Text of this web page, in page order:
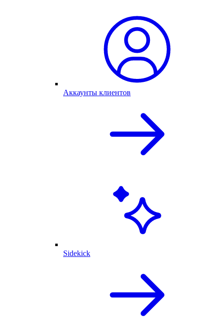
Аккаунты клиентов
Sidekick